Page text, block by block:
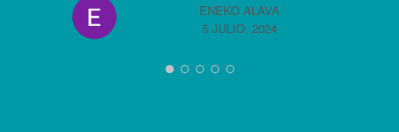
ENEKO ALAVA
5 JULIO, 2024